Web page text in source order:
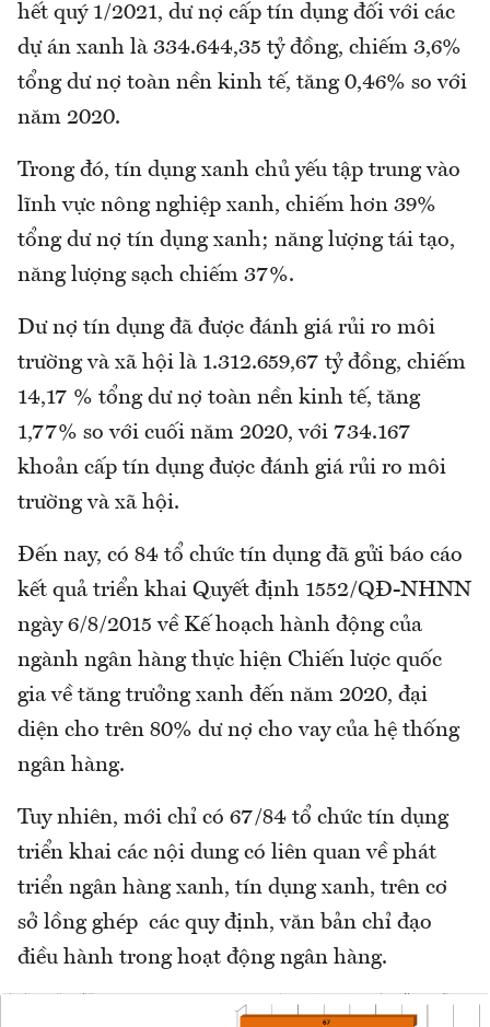
hết quý 1/2021, dư nợ cấp tín dụng đối với các
dự án xanh là 334.644,35 tỷ đồng, chiếm 3,6%
tổng dư nợ toàn nền kinh tế, tăng 0,46% so với
năm 2020.
Trong đó, tín dụng xanh chủ yếu tập trung vào
lĩnh vực nông nghiệp xanh, chiếm hơn 39%
tổng dư nợ tín dụng xanh; năng lượng tái tạo,
năng lượng sạch chiếm 37%.
Dư nợ tín dụng đã được đánh giá rủi ro môi
trường và xã hội là 1.312.659,67 tỷ đồng, chiếm
14,17 % tổng dư nợ toàn nền kinh tế, tăng
1,77% so với cuối năm 2020, với 734.167
khoản cấp tín dụng được đánh giá rủi ro môi
trường và xã hội.
Đến nay, có 84 tổ chức tín dụng đã gửi báo cáo
kết quả triển khai Quyết định 1552/QĐ-NHNN
ngày 6/8/2015 về Kế hoạch hành động của
ngành ngân hàng thực hiện Chiến lược quốc
gia về tăng trưởng xanh đến năm 2020, đại
diện cho trên 80% dư nợ cho vay của hệ thống
ngân hàng.
Tuy nhiên, mới chỉ có 67/84 tổ chức tín dụng
triển khai các nội dung có liên quan về phát
triển ngân hàng xanh, tín dụng xanh, trên cơ
sở lồng ghép các quy định, văn bản chỉ đạo
điều hành trong hoạt động ngân hàng.